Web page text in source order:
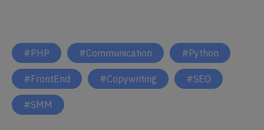
#PHP #Communication #Python
#FrontEnd #Copywriting #SEO
#SMM